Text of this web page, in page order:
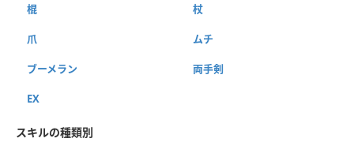
棍 杖
爪 ムチ
ブーメラン 両手剣
EX
スキルの種類別